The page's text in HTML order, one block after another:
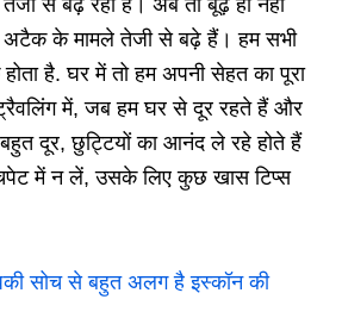
अटैक के मामले तेजी से बढ़े हैं। हम सभी
है. घर में तो हम अपनी सेहत का पूरा
में, जब हम घर से दूर रहते हैं और
दूर, छुट्टियों का आनंद ले रहे होते हैं
में न लें, उसके लिए कुछ खास टिप्स
सोच से बहुत अलग है इस्कॉन की